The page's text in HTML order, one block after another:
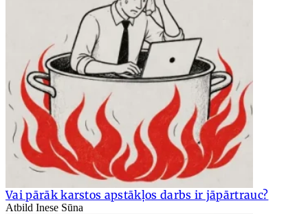
Vai pārāk karstos apstākļos darbs ir jāpārtrauc?
Atbild Inese Sūna